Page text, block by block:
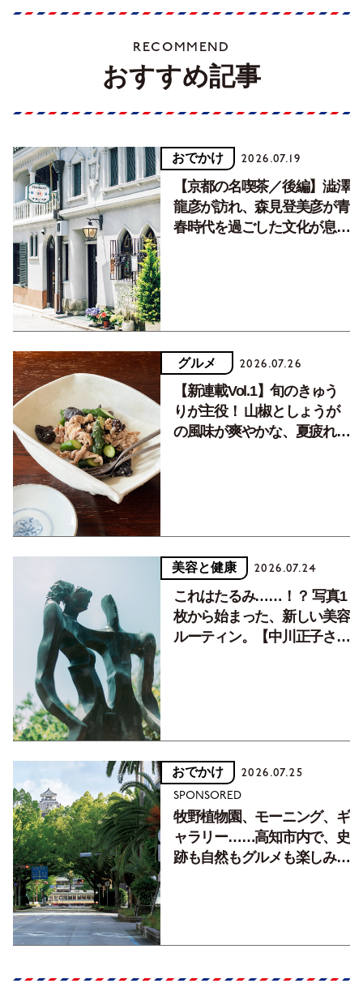
RECOMMEND
おすすめ記事
おでかけ 2026.07.19
【京都の名喫茶／後編】澁澤
龍彦が訪れ、森見登美彦が青
春時代を過ごした文化が息づ
グルメ 2026.07.26
【新連載Vol.1】旬のきゅう
りが主役！ 山椒としょうが
の風味が爽やかな、夏疲れを
美容と健康 2026.07.24
これはたるみ……！？ 写真1
枚から始まった、新しい美容
ルーティン。【中川正子さん
おでかけ 2026.07.25
SPONSORED
牧野植物園、モーニング、ギ
ャラリー……高知市内で、史
跡も自然もグルメも楽しみ尽